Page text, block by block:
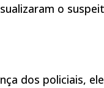
o
dos policiais,